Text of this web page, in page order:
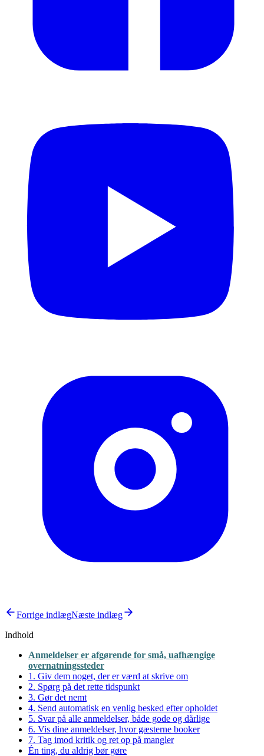
Forrige indlægNæste indlæg
Indhold
Anmeldelser er afgørende for små, uafhængige
overnatningssteder
1. Giv dem noget, der er værd at skrive om
2. Spørg på det rette tidspunkt
3. Gør det nemt
4. Send automatisk en venlig besked efter opholdet
5. Svar på alle anmeldelser, både gode og dårlige
6. Vis dine anmeldelser, hvor gæsterne booker
7. Tag imod kritik og ret op på mangler
Én ting, du aldrig bør gøre